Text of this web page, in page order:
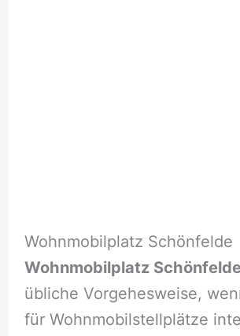
Wohnmobilplatz Schönfelde
Wohnmobilplatz
übliche Vorgehesweise,
für Wohnmobilstellplätze